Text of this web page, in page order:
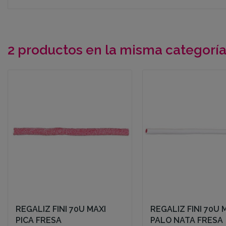
2 productos en la misma
REGALIZ FINI 70U MAXI
PICA FRESA
REGALIZ FINI 70U
PALO NATA FRESA